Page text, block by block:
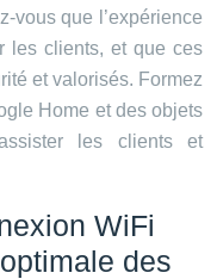
vous que l’expérience
les clients, et que ces
et valorisés. Formez
Home et des objets
les clients et
WiFi
des